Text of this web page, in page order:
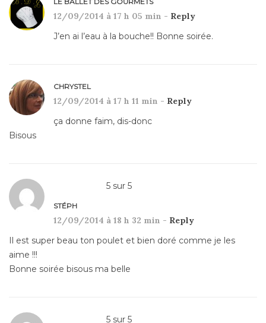
12/09/2014 à 17 h 05 min - Reply
J’en ai l’eau à la bouche!! Bonne soirée.
CHRYSTEL
12/09/2014 à 17 h 11 min - Reply
ça donne faim, dis-donc
Bisous
5 sur 5
STÉPH
12/09/2014 à 18 h 32 min - Reply
Il est super beau ton poulet et bien doré comme je les
aime !!!
Bonne soirée bisous ma belle
5 sur 5